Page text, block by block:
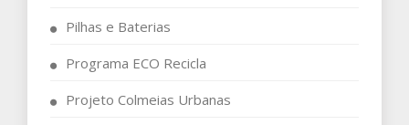
Pilhas e Baterias
Programa ECO Recicla
Projeto Colmeias Urbanas